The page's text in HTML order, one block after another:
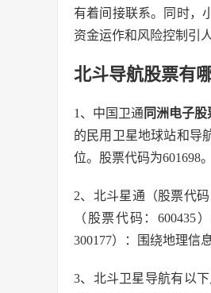
有着间接联系。同时，
资金运作和风险控制引
北斗导航股票有
1、中国卫通 同洲电子股
的民用卫星地球站和导
位。股票代码为601698。
2、北斗星通（股票代
（股票代码：
300177）：围绕地理信
3、北斗卫星导航有以